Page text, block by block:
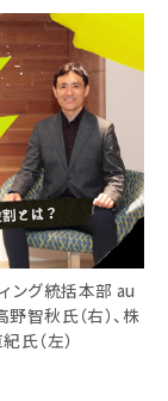
ング統括本部 au
智秋氏（右）、株
氏（左）